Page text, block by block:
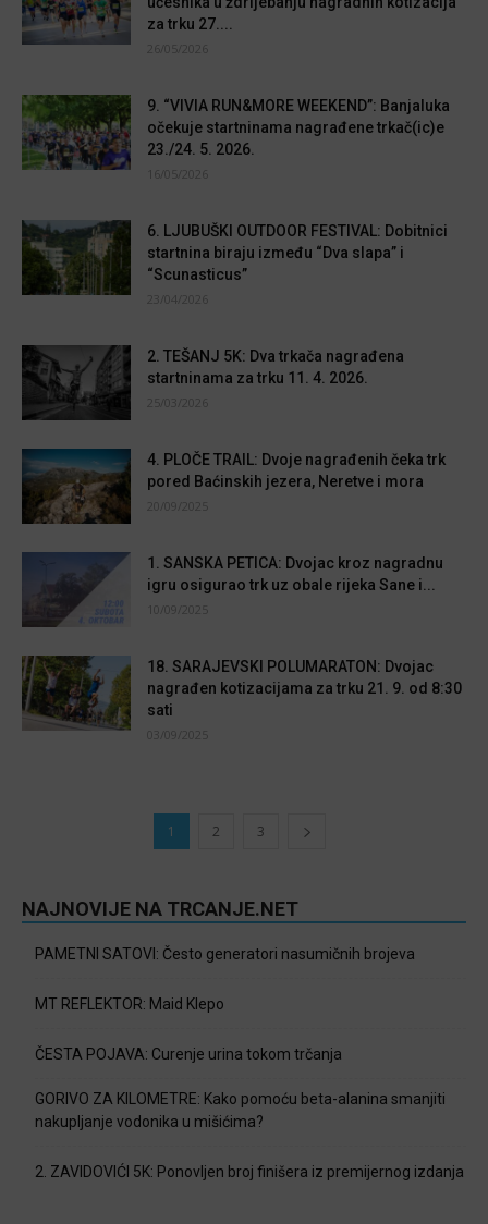
za trku 27....
26/05/2026
9. “VIVIA RUN&MORE WEEKEND”: Banjaluka
očekuje startninama nagrađene trkač(ic)e
23./24. 5. 2026.
16/05/2026
6. LJUBUŠKI OUTDOOR FESTIVAL: Dobitnici
startnina biraju između “Dva slapa” i
“Scunasticus”
23/04/2026
2. TEŠANJ 5K: Dva trkača nagrađena
startninama za trku 11. 4. 2026.
25/03/2026
4. PLOČE TRAIL: Dvoje nagrađenih čeka trk
pored Baćinskih jezera, Neretve i mora
20/09/2025
1. SANSKA PETICA: Dvojac kroz nagradnu
igru osigurao trk uz obale rijeka Sane i...
10/09/2025
18. SARAJEVSKI POLUMARATON: Dvojac
nagrađen kotizacijama za trku 21. 9. od 8:30
sati
03/09/2025
1 2 3
NAJNOVIJE NA TRCANJE.NET
PAMETNI SATOVI: Često generatori nasumičnih brojeva
MT REFLEKTOR: Maid Klepo
ČESTA POJAVA: Curenje urina tokom trčanja
GORIVO ZA KILOMETRE: Kako pomoću beta-alanina smanjiti
nakupljanje vodonika u mišićima?
2. ZAVIDOVIĆI 5K: Ponovljen broj finišera iz premijernog izdanja